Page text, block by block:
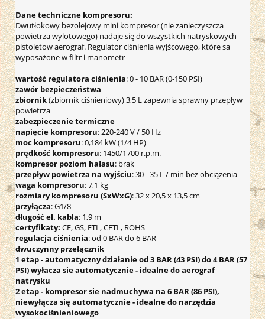
Dane techniczne kompresoru:
Dwutłokowy bezolejowy mini kompresor (nie zanieczyszcza
powietrza wylotowego) nadaje się do wszystkich natryskowych
pistoletow aerograf. Regulator ciśnienia wyjścowego, które sa
wyposażone w filtr i manometr
wartość regulatora ciśnienia: 0 - 10 BAR (0-150 PSI)
zawór bezpieczeństwa
zbiornik(zbiornik ciśnieniowy) 3,5 L zapewnia sprawny przepływ
powietrza
zabezpieczenie termiczne
napięcie kompresoru: 220-240 V / 50 Hz
moc kompresoru: 0,184 kW (1/4 HP)
prędkość kompresoru: 1450/1700 r.p.m.
kompresor poziom hałasu: brak
przepływ powietrza na wyjściu: 30 - 35 L / min bez obciążenia
waga kompresoru: 7,1 kg
rozmiary kompresoru (SxWxG): 32 x 20,5 x 13,5 cm
przyłącza: G1/8
długość el. kabla: 1,9 m
certyfikaty: CE, GS, ETL, CETL, ROHS
regulacja ciśnienia: od 0 BAR do 6 BAR
dwuczynny przełącznik
1 etap - automatyczny działanie od 3 BAR (43 PSI) do 4 BAR (57
PSI) wyłacza sie automatycznie - idealne do aerograf
natrysku
2 etap - kompresor sie nadmuchywa na 6 BAR (86 PSI),
niewyłącza się automatycznie - idealne do narzędzia
wysokociśnieniowego